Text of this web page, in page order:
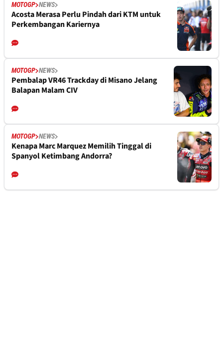
MOTOGP NEWS
Acosta Merasa Perlu Pindah dari KTM untuk
Perkembangan Kariernya
MOTOGP NEWS
Pembalap VR46 Trackday di Misano Jelang
Balapan Malam CIV
MOTOGP NEWS
Kenapa Marc Marquez Memilih Tinggal di
Spanyol Ketimbang Andorra?